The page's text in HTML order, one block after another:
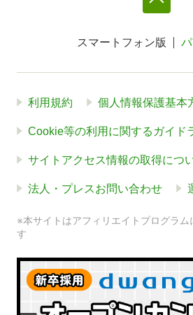
スマートフォン版
利用規約 個人情報保護基本
Cookie等の利用に関するガイド
サイトアクセス情報の取得につ
法人・プレスお問い合わせ
※本サイトはアフィリエイトプログラム
す